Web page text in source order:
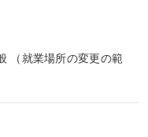
（就業場所の変更の範